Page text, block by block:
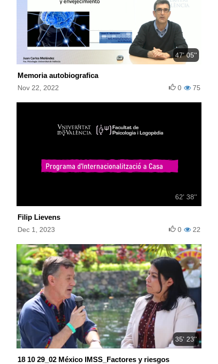
47' 05''
Memoria autobiografica
Nov 22, 2022 75
0
62' 38''
Filip Lievens
Dec 1, 2023 22
0
35' 23''
18 10 29_02 México IMSS_Factores y riesgos